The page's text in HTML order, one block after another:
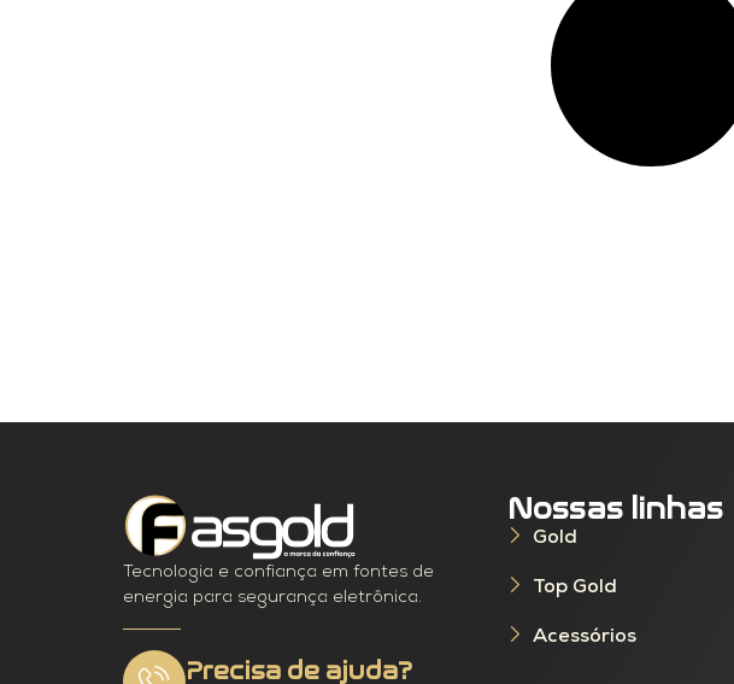
Tecnologia e confiança em fontes de
energia para segurança eletrônica.
Precisa de ajuda?
Nossas linhas
Gold
Top Gold
Acessórios